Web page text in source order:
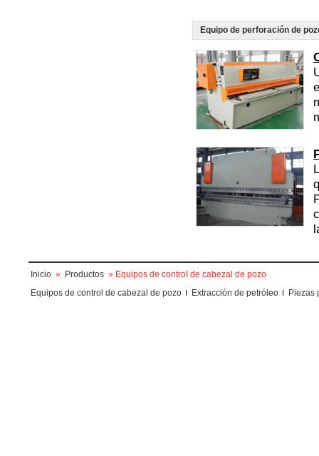
Equipo de perforación de
Inicio » Productos » Equipos de control de cabezal de pozo
Equipos de control de cabezal de pozo
Extracción de petróleo Piezas